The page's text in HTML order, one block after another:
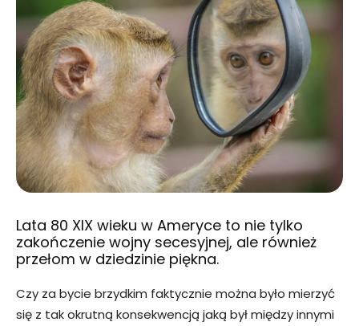
Lata 80 XIX wieku w Ameryce to nie tylko
zakończenie wojny secesyjnej, ale również
przełom w dziedzinie piękna.
Czy za bycie brzydkim faktycznie można było mierzyć
się z tak okrutną konsekwencją jaką był między innymi